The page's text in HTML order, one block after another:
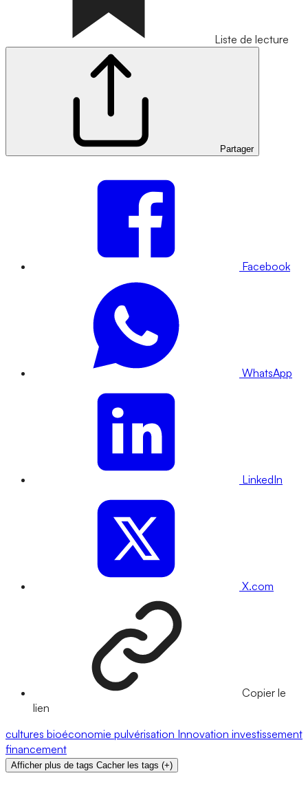
Liste de lecture
Partager
Facebook
WhatsApp
LinkedIn
X.com
Copier le
lien
cultures bioéconomie pulvérisation Innovation investissement
financement
Afficher plus de tags Cacher les tags (+)